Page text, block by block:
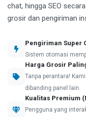
chat, hingga SEO
grosir dan pengiriman
Pengiriman Super
Sistem otomasi
Harga Grosir
Tanpa perantara!
dibanding panel lain.
Kualitas Premium
Pengguna yang